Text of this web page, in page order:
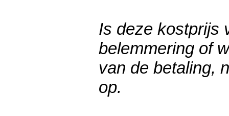
Is deze kostprijs
belemmering of
van de betaling,
op.